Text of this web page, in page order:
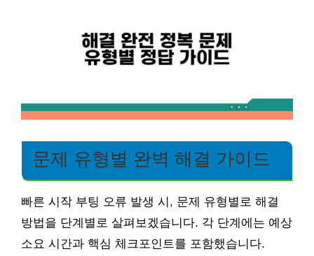
문제 유형별 완벽 해결 가이드
빠른 시작 부팅 오류 발생 시, 문제 유형별로 해결
방법을 단계별로 살펴보겠습니다. 각 단계에는 예상
소요 시간과 핵심 체크포인트를 포함했습니다.